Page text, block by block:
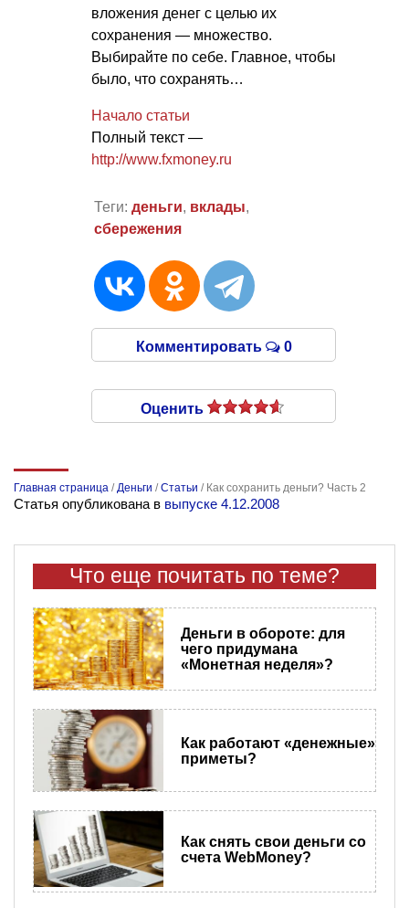
вложения денег с целью их
сохранения — множество.
Выбирайте по себе. Главное, чтобы
было, что сохранять…
Начало статьи
Полный текст —
http://www.fxmoney.ru
Теги: деньги, вклады,
сбережения
Комментировать 0
Оценить
Главная страница /Деньги /Статьи / Как сохранить деньги? Часть 2
Статья опубликована в выпуске 4.12.2008
Что еще почитать по теме?
Деньги в обороте: для
чего придумана
«Монетная неделя»?
Как работают «денежные»
приметы?
Как снять свои деньги со
счета WebMoney?